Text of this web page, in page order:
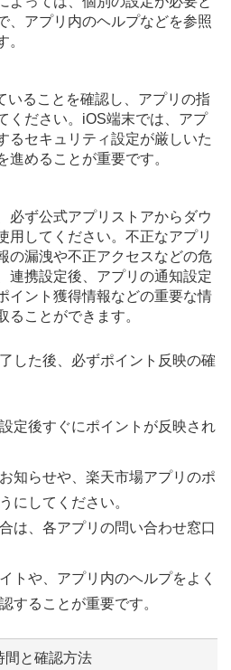
、アプリ内のヘルプなどを参照
。
いることを確認し、アプリの指
ください。iOS端末では、アプ
るセキュリティ設定が厳しいた
進めることが重要です。
必ず公式アプリストアからダウ
用してください。不正なアプリ
の漏洩や不正アクセスなどの危
連携設定後、アプリの通知設定
イント獲得情報などの重要な情
ることができます。
した後、必ずポイント反映の確
定後すぐにポイントが反映され
知らせや、楽天市場アプリのポ
にしてください。
は、各アプリの問い合わせ窓口
トや、アプリ内のヘルプをよく
することが重要です。
間と確認方法